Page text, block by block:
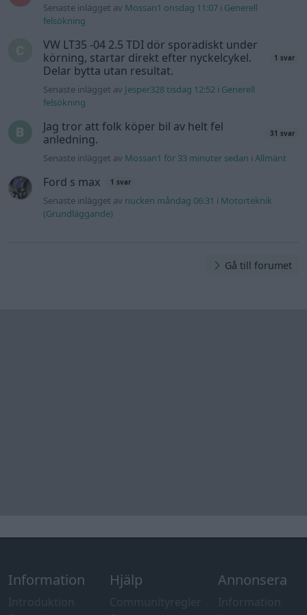
Senaste inlägget av Mossan1 onsdag 11:07 i Generell
felsökning
VW LT35 -04 2.5 TDI dör sporadiskt under
körning, startar direkt efter nyckelcykel.
Delar bytta utan resultat.
1 svar
Senaste inlägget av Jesper328 tisdag 12:52 i Generell
felsökning
Jag tror att folk köper bil av helt fel
anledning.
31 svar
Senaste inlägget av Mossan1 för 33 minuter sedan iAllmänt
Ford s max 1 svar
Senaste inlägget av nucken måndag 06:31 i Motorteknik
(Grundläggande)
Gå till forumet
Information Hjälp Annonsera